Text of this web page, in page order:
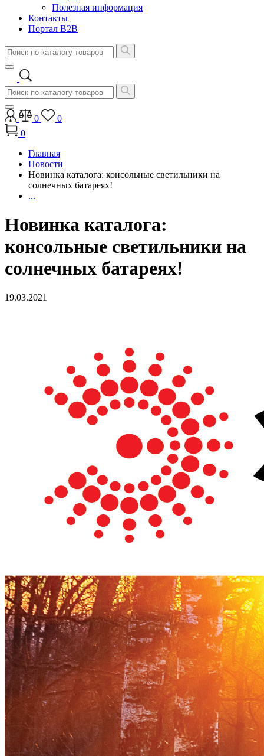
Полезная информация
Контакты
Портал B2B
0
0
0
Главная
Новости
Новинка каталога: консольные светильники на
солнечных батареях!
...
Новинка каталога:
консольные светильники на
солнечных батареях!
19.03.2021